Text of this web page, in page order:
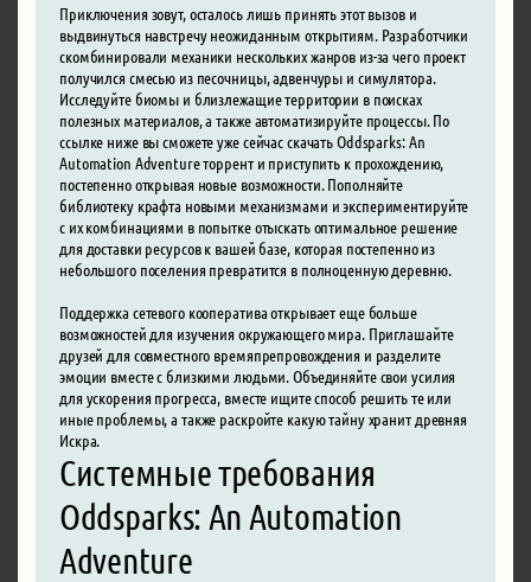
Приключения зовут, осталось лишь принять этот вызов и
выдвинуться навстречу неожиданным открытиям. Разработчики
скомбинировали механики нескольких жанров из-за чего проект
получился смесью из песочницы, адвенчуры и симулятора.
Исследуйте биомы и близлежащие территории в поисках
полезных материалов, а также автоматизируйте процессы. По
ссылке ниже вы сможете уже сейчас скачать Oddsparks: An
Automation Adventure торрент и приступить к прохождению,
постепенно открывая новые возможности. Пополняйте
библиотеку крафта новыми механизмами и экспериментируйте
с их комбинациями в попытке отыскать оптимальное решение
для доставки ресурсов к вашей базе, которая постепенно из
небольшого поселения превратится в полноценную деревню.
Поддержка сетевого кооператива открывает еще больше
возможностей для изучения окружающего мира. Приглашайте
друзей для совместного времяпрепровождения и разделите
эмоции вместе с близкими людьми. Объединяйте свои усилия
для ускорения прогресса, вместе ищите способ решить те или
иные проблемы, а также раскройте какую тайну хранит древняя
Искра.
Системные требования
Oddsparks: An Automation
Adventure